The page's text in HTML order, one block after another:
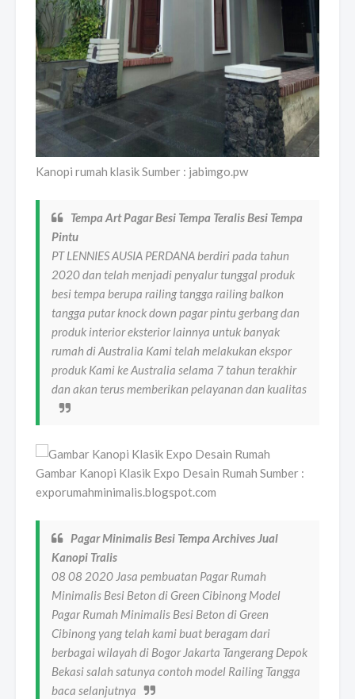
Kanopi rumah klasik Sumber : jabimgo.pw
Tempa Art Pagar Besi Tempa Teralis Besi Tempa
Pintu
PT LENNIES AUSIA PERDANA berdiri pada tahun
2020 dan telah menjadi penyalur tunggal produk
besi tempa berupa railing tangga railing balkon
tangga putar knock down pagar pintu gerbang dan
produk interior eksterior lainnya untuk banyak
rumah di Australia Kami telah melakukan ekspor
produk Kami ke Australia selama 7 tahun terakhir
dan akan terus memberikan pelayanan dan kualitas
Gambar Kanopi Klasik Expo Desain Rumah Sumber :
exporumahminimalis.blogspot.com
Pagar Minimalis Besi Tempa Archives Jual
Kanopi Tralis
08 08 2020 Jasa pembuatan Pagar Rumah
Minimalis Besi Beton di Green Cibinong Model
Pagar Rumah Minimalis Besi Beton di Green
Cibinong yang telah kami buat beragam dari
berbagai wilayah di Bogor Jakarta Tangerang Depok
Bekasi salah satunya contoh model Railing Tangga
baca selanjutnya